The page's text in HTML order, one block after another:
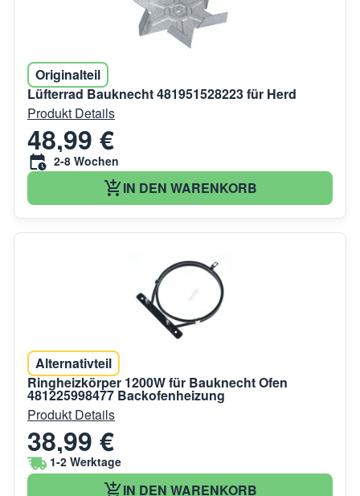
Originalteil
Lüfterrad Bauknecht 481951528223 für Herd
Produkt Details
48,99 €
2-8 Wochen
IN DEN WARENKORB
Alternativteil
Ringheizkörper 1200W für Bauknecht Ofen
481225998477 Backofenheizung
Produkt Details
38,99 €
1-2 Werktage
IN DEN WARENKORB